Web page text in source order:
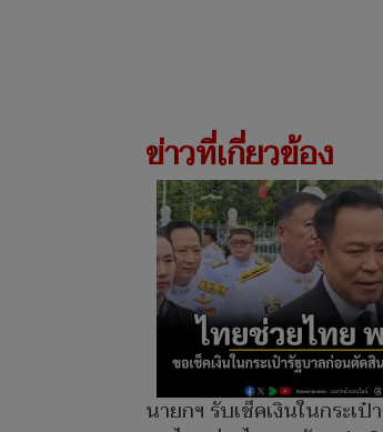
ข่าวที่เกี่ยวข้อง
นายกฯ รับเช็คเงินในกระเ